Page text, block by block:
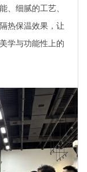
、细腻的工艺、
热保温效果，让
学与功能性上的